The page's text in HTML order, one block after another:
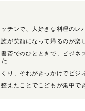
チンで、大好きな料理のレ
が笑顔になって帰るのが楽
斎でのひとときで、ビジネ
り、それがきっかけでビジ
えたことでこどもが集中で